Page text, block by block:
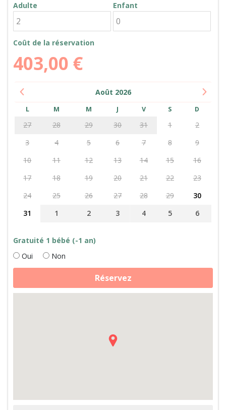
Adulte Enfant
Coût de la réservation
403,00 €
Août 2026
L M M J V S D
27 28 29 30 31 1
2
3
4 5 6 7 8
9
10
11 12 13 14 15
16
17
18 19 20 21 22
23
24
25 26 27 28 29
30
31
1 2 3 4 5 6
Gratuité 1 bébé (-1 an)
Oui
Non
quantité
Soins
des
Réservez